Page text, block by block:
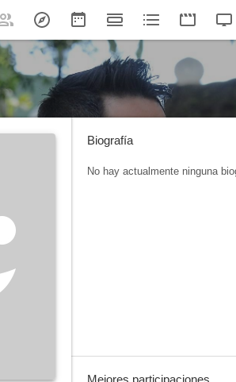
Biografía
No hay actualmente ninguna
Mejores participaciones